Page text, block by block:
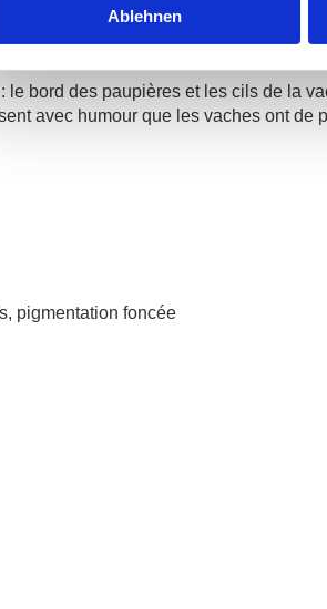
Ablehnen
plateau du même nom
le bord des paupières et les cils de la
avec humour que les vaches ont
pigmentation foncée